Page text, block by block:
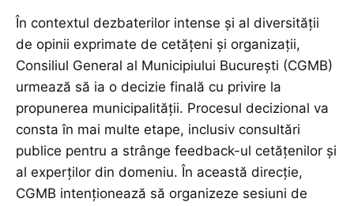
În contextul dezbaterilor intense și al diversității
de opinii exprimate de cetățeni și organizații,
Consiliul General al Municipiului București (CGMB)
urmează să ia o decizie finală cu privire la
propunerea municipalității. Procesul decizional va
consta în mai multe etape, inclusiv consultări
publice pentru a strânge feedback-ul cetățenilor și
al experților din domeniu. În această direcție,
CGMB intenționează să organizeze sesiuni de